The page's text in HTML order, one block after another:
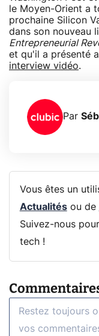
le Moyen-Orient a
prochaine Silicon
dans son nouveau
Entrepreneurial
et qu'il a présenté
interview vidéo.
Par
Vous êtes un
Actualitésou de
Suivez-nous
tech !